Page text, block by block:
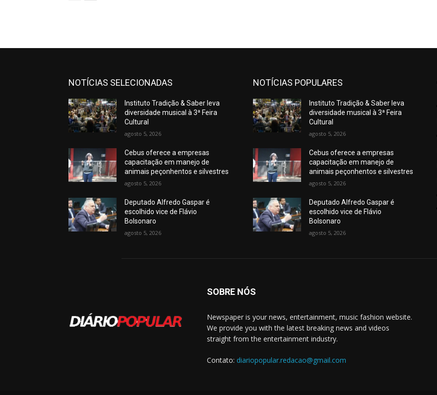
NOTÍCIAS SELECIONADAS
Instituto Tradição & Saber leva
diversidade musical à 3ª Feira
Cultural
agosto 5, 2026
Cebus oferece a empresas
capacitação em manejo de
animais peçonhentos e silvestres
agosto 5, 2026
Deputado Alfredo Gaspar é
escolhido vice de Flávio
Bolsonaro
agosto 5, 2026
NOTÍCIAS POPULARES
Instituto Tradição & Saber leva
diversidade musical à 3ª Feira
Cultural
agosto 5, 2026
Cebus oferece a empresas
capacitação em manejo de
animais peçonhentos e silvestres
agosto 5, 2026
Deputado Alfredo Gaspar é
escolhido vice de Flávio
Bolsonaro
agosto 5, 2026
SOBRE NÓS
Newspaper is your news, entertainment, music fashion website.
We provide you with the latest breaking news and videos
straight from the entertainment industry.
Contato: diariopopular.redacao@gmail.com